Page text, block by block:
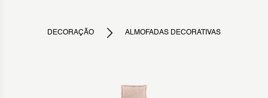
DECORAÇÃO ALMOFADAS DECORATIVAS